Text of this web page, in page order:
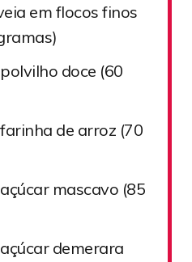
em flocos finos
doce (60
de arroz (70
mascavo (85
demerara